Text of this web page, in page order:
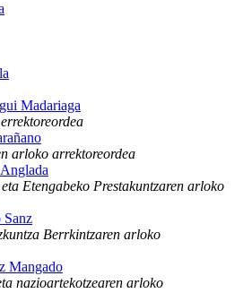
Madariaga
arloko arrektoreordea
Etengabeko Prestakuntzaren arloko
Sanz
Berrkintzaren arloko
Mangado
nazioartekotzearen arloko